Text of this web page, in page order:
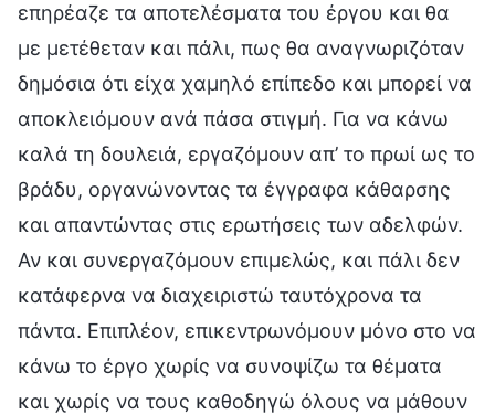
επηρέαζε τα αποτελέσματα του έργου και θα
με μετέθεταν και πάλι, πως θα αναγνωριζόταν
δημόσια ότι είχα χαμηλό επίπεδο και μπορεί να
αποκλειόμουν ανά πάσα στιγμή. Για να κάνω
καλά τη δουλειά, εργαζόμουν απ’ το πρωί ως το
βράδυ, οργανώνοντας τα έγγραφα κάθαρσης
και απαντώντας στις ερωτήσεις των αδελφών.
Αν και συνεργαζόμουν επιμελώς, και πάλι δεν
κατάφερνα να διαχειριστώ ταυτόχρονα τα
πάντα. Επιπλέον, επικεντρωνόμουν μόνο στο να
κάνω το έργο χωρίς να συνοψίζω τα θέματα
και χωρίς να τους καθοδηγώ όλους να μάθουν